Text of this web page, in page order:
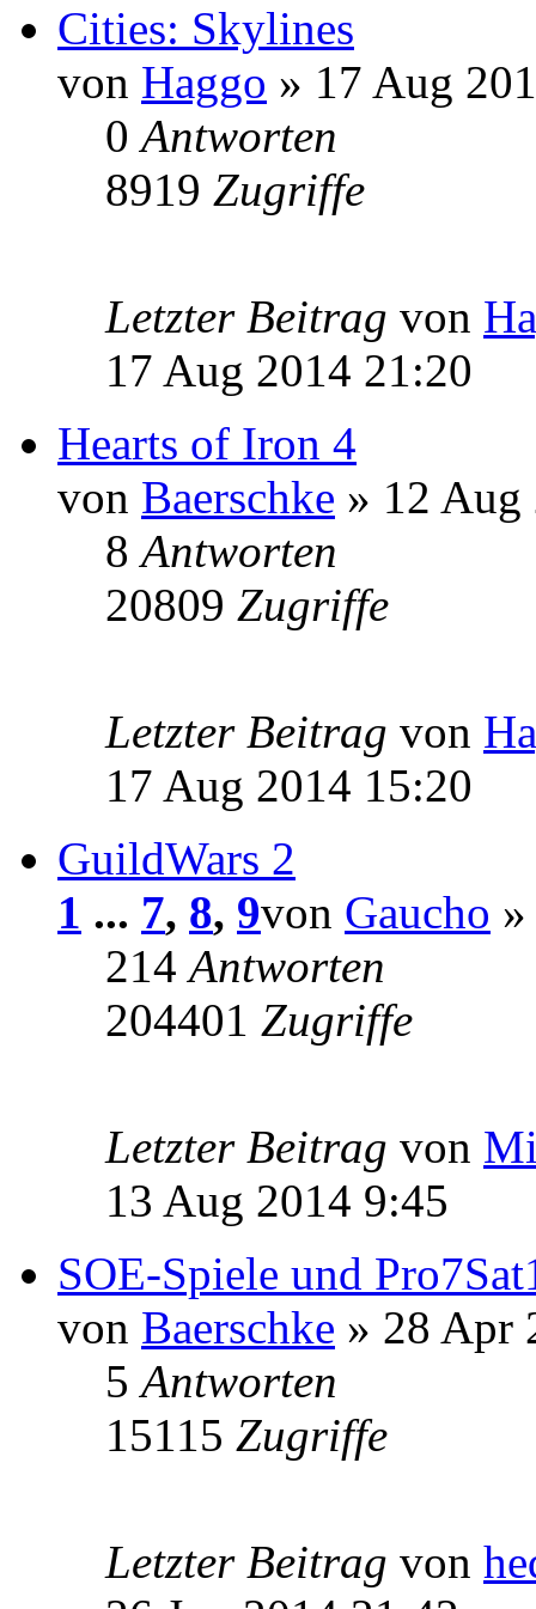
Cities: Skylines
von Haggo » 17 Aug
0Antworten
8919 Zugriffe
Letzter Beitrag von
17 Aug 2014 21:20
Hearts of Iron 4
von Baerschke » 12 Aug
8Antworten
20809 Zugriffe
Letzter Beitrag von
17 Aug 2014 15:20
GuildWars 2
1 ... 7, 8, 9von Gaucho
214Antworten
204401 Zugriffe
Letzter Beitrag von
13 Aug 2014 9:45
SOE-Spiele und
von Baerschke » 28 Apr
5Antworten
15115 Zugriffe
Letzter Beitrag von